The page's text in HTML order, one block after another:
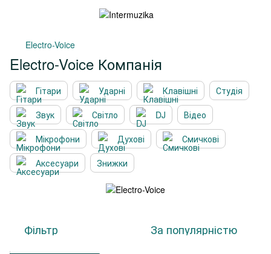
Electro-Voice
Electro-Voice Компанія
Гітари Ударні Клавішні
Студія
Звук
Світло DJ
Відео
Мікрофони
Духові
Смичкові
Аксесуари
Знижки
Фільтр За популярністю